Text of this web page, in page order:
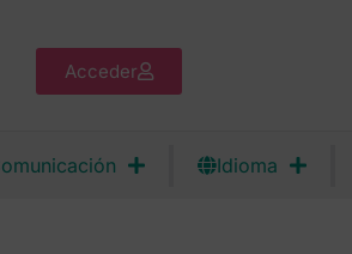
Acceder
Idioma